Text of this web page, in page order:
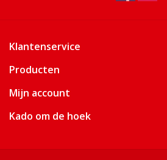
Klantenservice
Producten
Mijn account
Kado om de hoek